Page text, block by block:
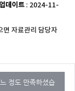
데이트 : 2024-11-
면 자료관리 담당자
정도 만족하셨습